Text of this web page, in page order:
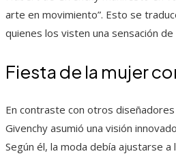
arte en movimiento”. Esto se
quienes los visten una sensación
Fiesta de la mujer
En contraste con otros
Givenchy asumió una visión
Según él, la moda debía ajustarse